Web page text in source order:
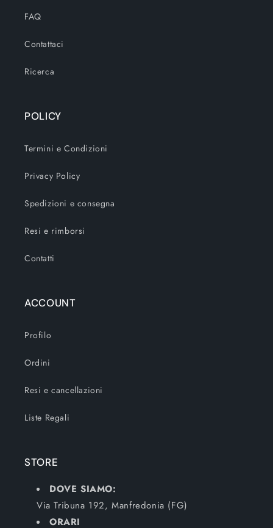
FAQ
Contattaci
Ricerca
POLICY
Termini e Condizioni
Privacy Policy
Spedizioni e consegna
Resi e rimborsi
Contatti
ACCOUNT
Profilo
Ordini
Resi e cancellazioni
Liste Regali
STORE
DOVE SIAMO:
Via Tribuna 192, Manfredonia (FG)
ORARI